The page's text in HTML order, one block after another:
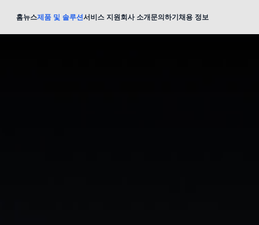
홈뉴스제품 및 솔루션서비스 지원 회사 소개 문의하기 채용 정보